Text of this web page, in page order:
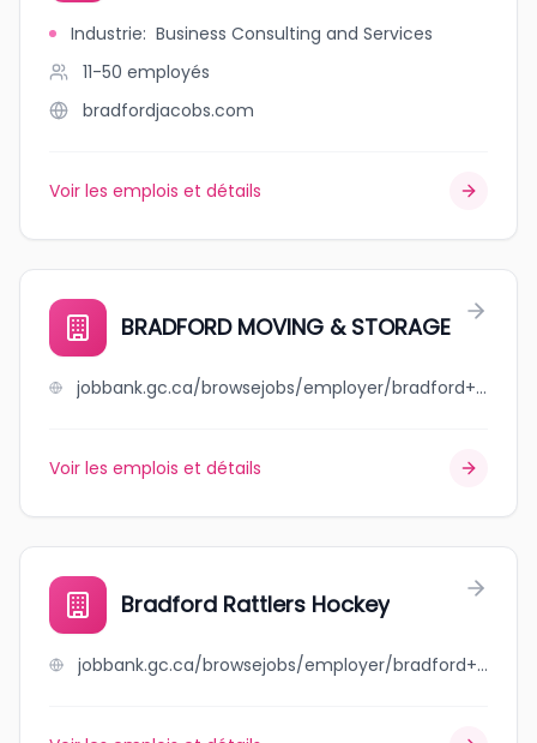
Industrie: Business Consulting and Services
11-50 employés
bradfordjacobs.com
Voir les emplois et détails
BRADFORD MOVING & STORAGE
jobbank.gc.ca/browsejobs/employer/bradford+moving+%26+storage/ca
Voir les emplois et détails
Bradford Rattlers Hockey
jobbank.gc.ca/browsejobs/employer/bradford+rattlers+hockey/ca